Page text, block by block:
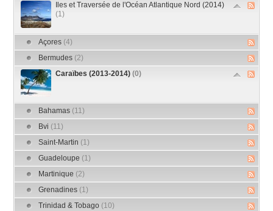
Iles et Traversée de l'Océan Atlantique Nord (2014)
(1)
Açores (4)
Bermudes (2)
Caraïbes (2013-2014)(0)
Bahamas (11)
Bvi (11)
Saint-Martin (1)
Guadeloupe (1)
Martinique (2)
Grenadines (1)
Trinidad & Tobago (10)